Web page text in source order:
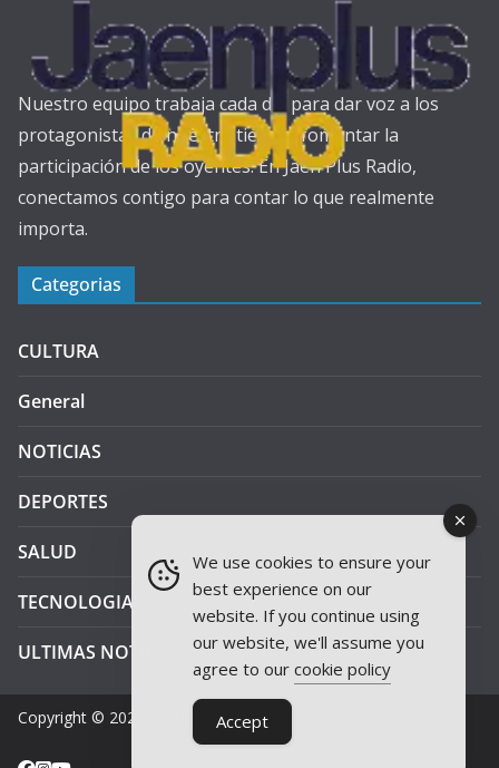
Nuestro equipo trabaja cada día para dar voz a los
protagonistas de nuestra tierra y fomentar la
participación de los oyentes. En Jaén Plus Radio,
conectamos contigo para contar lo que realmente
importa.
Categorias
CULTURA
General
NOTICIAS
DEPORTES
SALUD
TECNOLOGIA
ULTIMAS NOTICIAS
Copyright © 2026 JAEN PLUS RADIO
We use cookies to ensure your
best experience on our
website. If you continue using
our website, we'll assume you
agree to our cookie policy
Accept